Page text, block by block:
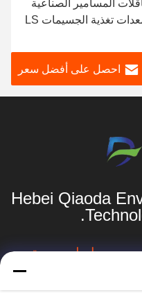
المسامير الصناعية
معدات تغذية الجسيمات LS
احصل على أفضل سعر
Hebei Qiaoda
روابط سريعة